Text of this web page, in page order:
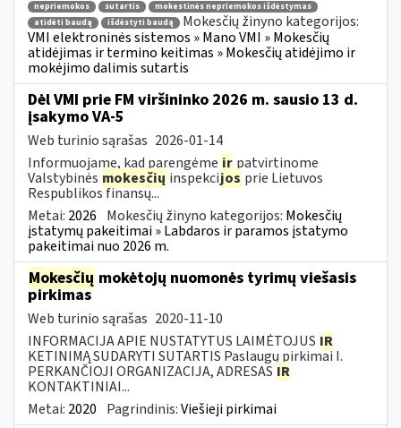
nepriemokos sutartis
mokestinės nepriemokos išdėstymas
atidėti baudą
išdėstyti baudą
Mokesčių žinyno kategorijos:
VMI elektroninės sistemos » Mano VMI » Mokesčių
atidėjimas ir termino keitimas » Mokesčių atidėjimo ir
mokėjimo dalimis sutartis
Dėl VMI prie FM viršininko 2026 m. sausio 13 d.
įsakymo VA-5
Web turinio sąrašas 2026-01-14
Informuojame, kad parengėme ir patvirtinome
Valstybinės mokesčių inspekcijos prie Lietuvos
Respublikos finansų...
Metai: 2026 Mokesčių žinyno kategorijos: Mokesčių
įstatymų pakeitimai » Labdaros ir paramos įstatymo
pakeitimai nuo 2026 m.
Mokesčių mokėtojų nuomonės tyrimų viešasis
pirkimas
Web turinio sąrašas 2020-11-10
INFORMACIJA APIE NUSTATYTUS LAIMĖTOJUS IR
KETINIMĄ SUDARYTI SUTARTIS Paslaugų pirkimai I.
PERKANČIOJI ORGANIZACIJA, ADRESAS IR
KONTAKTINIAI...
Metai: 2020 Pagrindinis:Viešieji pirkimai